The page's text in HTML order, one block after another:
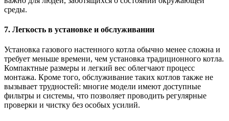
среды.
7. Легкость в установке и обслуживании
Установка газового настенного котла обычно менее сложна и
требует меньше времени, чем установка традиционного котла.
Компактные размеры и легкий вес облегчают процесс
монтажа. Кроме того, обслуживание таких котлов также не
вызывает трудностей: многие модели имеют доступные
фильтры и системы, что позволяет проводить регулярные
проверки и чистку без особых усилий.